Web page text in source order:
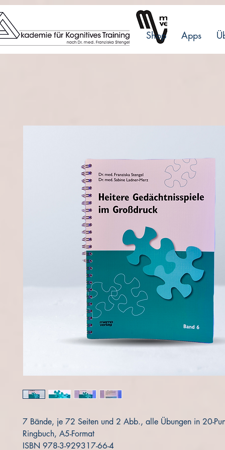
Shop Apps
7 Bände, je 72 Seiten und 2 Abb., alle Übungen in 20-
Ringbuch, A5-Format
ISBN 978-3-929317-66-4